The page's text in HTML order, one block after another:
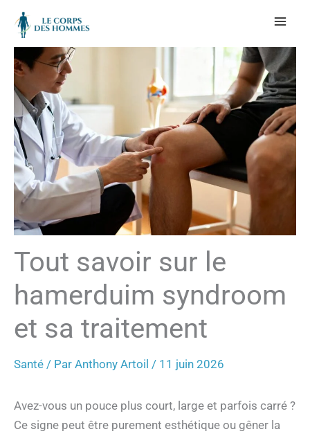
Aller
contenu
Tout savoir sur le
hamerduim syndroom
et sa traitement
Santé / Par Anthony Artoil / 11 juin 2026
Avez-vous un pouce plus court, large et parfois carré ?
Ce signe peut être purement esthétique ou gêner la